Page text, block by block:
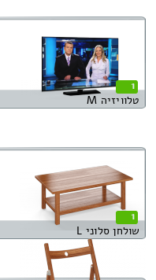
1
טלוויזיה M
1
שולחן סלוני L